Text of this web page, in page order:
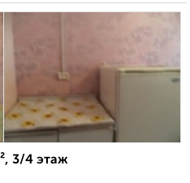
3/4 этаж